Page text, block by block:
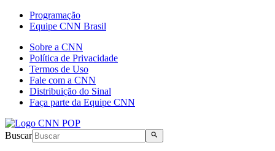
Programação
Equipe CNN Brasil
Sobre a CNN
Política de Privacidade
Termos de Uso
Fale com a CNN
Distribuição do Sinal
Faça parte da Equipe CNN
Buscar